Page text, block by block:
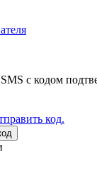
с кодом
код.